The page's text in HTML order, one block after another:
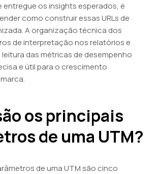
os insights esperados, é
como construir essas URLs de
A organização técnica dos
de interpretação nos relatórios e
leitura das métricas de desempenho
e útil para o crescimento
os principais
de uma UTM?
de uma UTM são cinco